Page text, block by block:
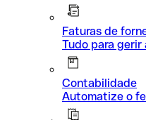
Faturas de
Tudo para gerir
Contabilidade
Automatize o